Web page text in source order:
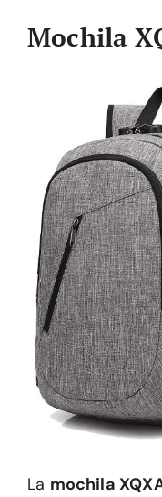
Mochila
La mochila